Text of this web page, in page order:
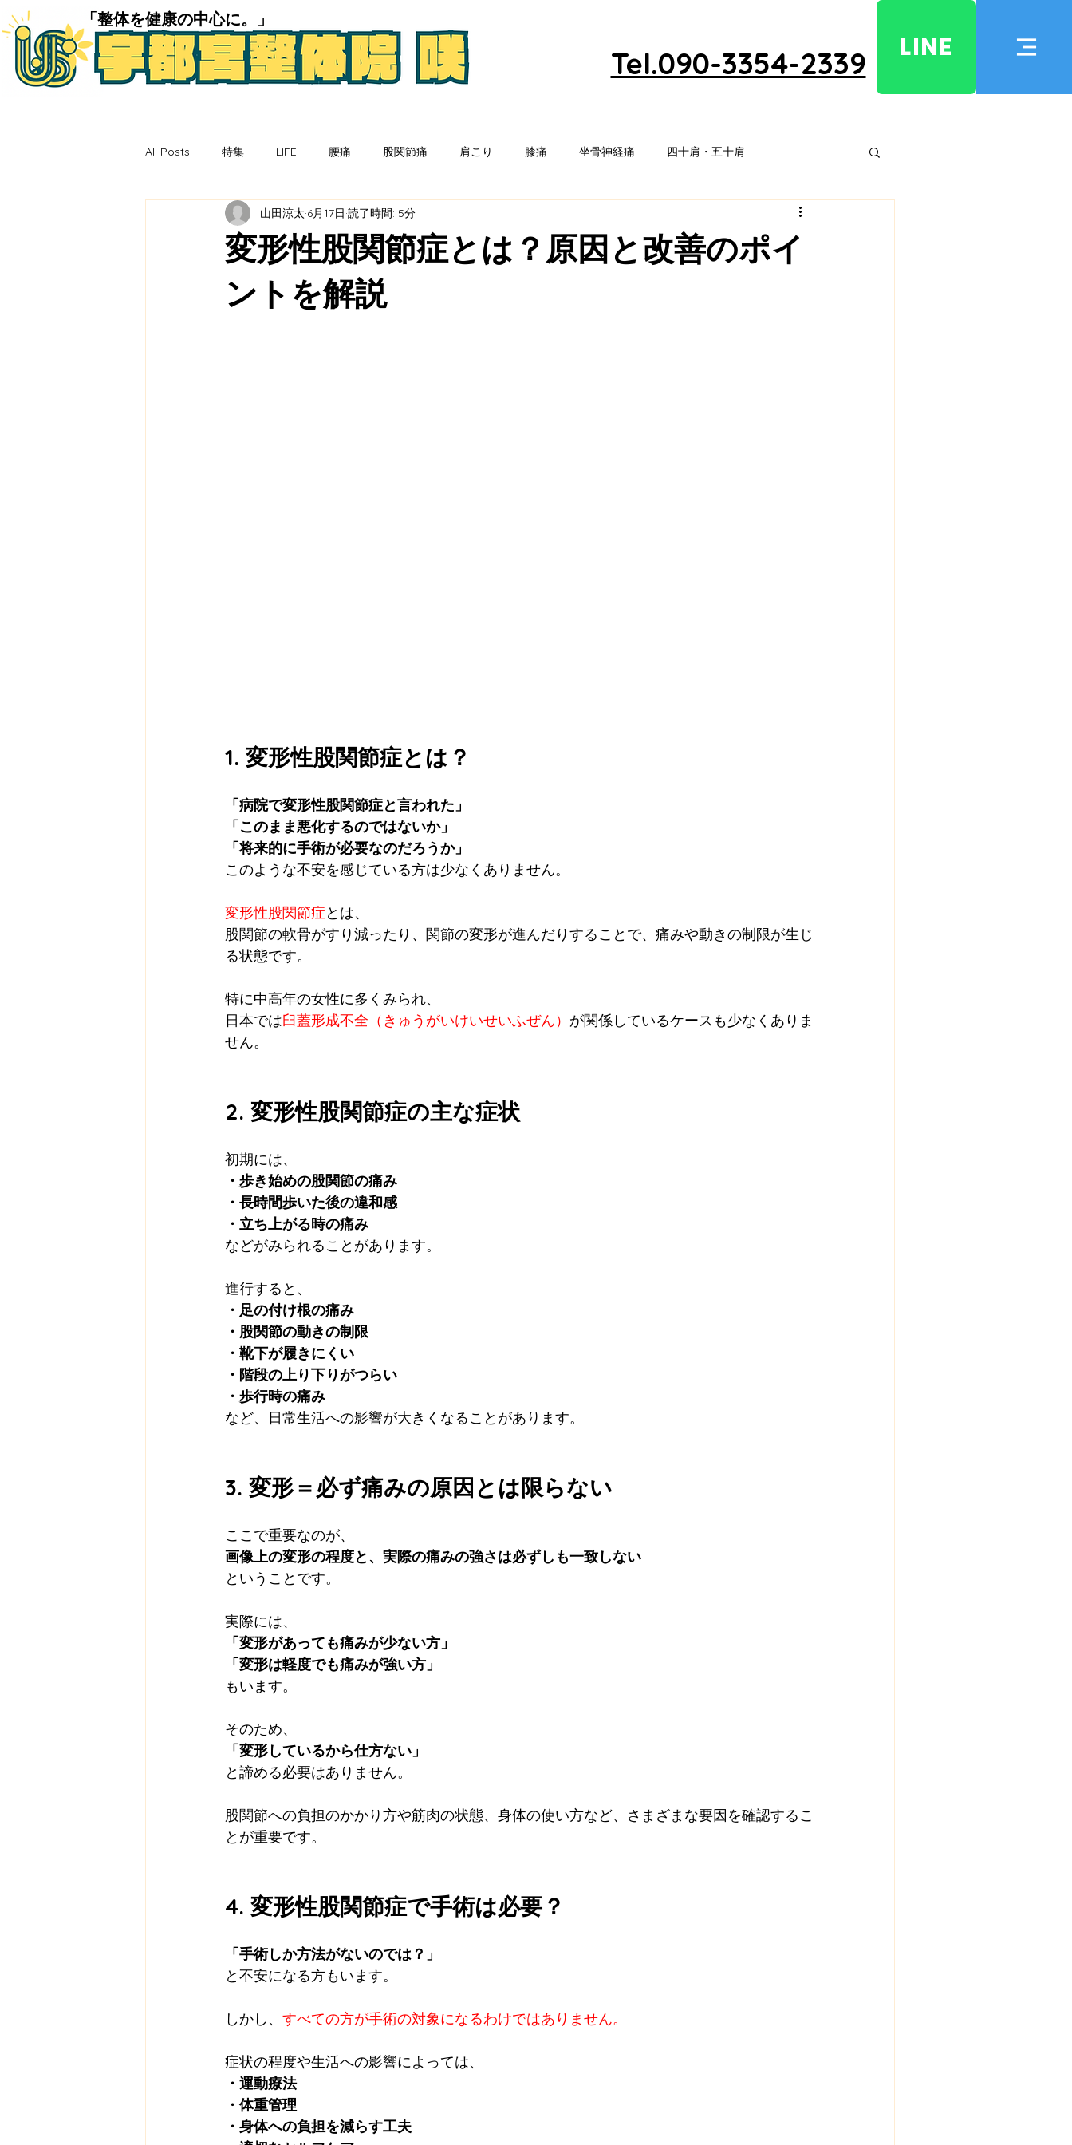
「​整体を健康の中心に。」
Tel.090-3354-2339 LINE
All Posts 特集 LIFE 腰痛 股関節痛 肩こり 膝痛 坐骨神経痛 四十肩・五十肩
変形性股関節症とは？原因と改善のポイ
ントを解説
山田涼太 6月17日 読了時間: 5分
1. 変形性股関節症とは？
「病院で変形性股関節症と言われた」
「このまま悪化するのではないか」
「将来的に手術が必要なのだろうか」
このような不安を感じている方は少なくありません。
変形性股関節症とは、
股関節の軟骨がすり減ったり、関節の変形が進んだりすることで、痛みや動きの制限が生じ
る状態です。
特に中高年の女性に多くみられ、
日本では臼蓋形成不全（きゅうがいけいせいふぜん） が関係しているケースも少なくありま
せん。
2. 変形性股関節症の主な症状
初期には、
・歩き始めの股関節の痛み
・長時間歩いた後の違和感
・立ち上がる時の痛み
などがみられることがあります。
進行すると、
・足の付け根の痛み
・股関節の動きの制限
・靴下が履きにくい
・階段の上り下りがつらい
・歩行時の痛み
など、日常生活への影響が大きくなることがあります。
3. 変形＝必ず痛みの原因とは限らない
ここで重要なのが、
画像上の変形の程度と、実際の痛みの強さは必ずしも一致しない
ということです。
実際には、
「変形があっても痛みが少ない方」
「変形は軽度でも痛みが強い方」
もいます。
そのため、
「変形しているから仕方ない」
と諦める必要はありません。
股関節への負担のかかり方や筋肉の状態、身体の使い方など、さまざまな要因を確認するこ
とが重要です。
4. 変形性股関節症で手術は必要？
「手術しか方法がないのでは？」
と不安になる方もいます。
しかし、 すべての方が手術の対象になるわけではありません。
症状の程度や生活への影響によっては、
・運動療法
・体重管理
・身体への負担を減らす工夫